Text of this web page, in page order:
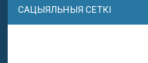
САЦЫЯЛЬНЫЯ СЕТКІ